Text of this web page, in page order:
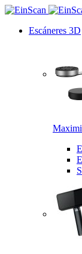
Escáneres 3D